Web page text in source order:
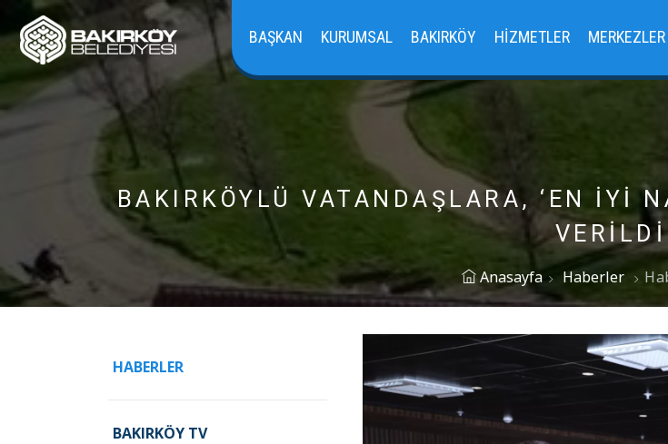
BAŞKAN KURUMSAL BAKIRKÖY HIZMETLER MERKEZLER
BAKIRKÖYLÜ VATANDAŞLARA, ‘EN İYI
VERILDI
Anasayfa Haberler
HABERLER
BAKIRKÖY TV